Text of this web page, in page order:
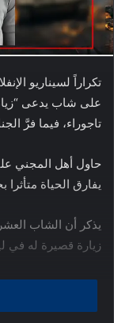
تكراراً لسيناريو
تاجوراء، فيما فرَّ
حاول أهل المجني
يفارق الحياة متأثرا
يذكر أن الشاب
زيارة قصيرة له في